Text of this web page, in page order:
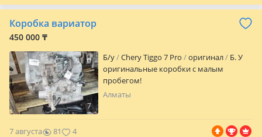
китайских автомобилей всех марок. На
все агрегаты предоставляется гарантия.
00.
Коробка вариатор
450 000 ₸
7
Б/y Chery Tiggo 7 Pro оригинал
Б. У
оригинальные коробки с малым
пробегом!
Алматы
7 августа 81 4